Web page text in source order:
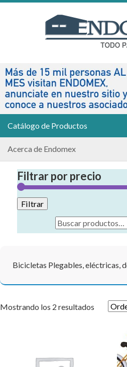
Catálogo de Productos
Acerca de Endomex
Filtrar por precio
Filtrar
Bicicletas Plegables, eléctricas,
Mostrando los 2 resultados